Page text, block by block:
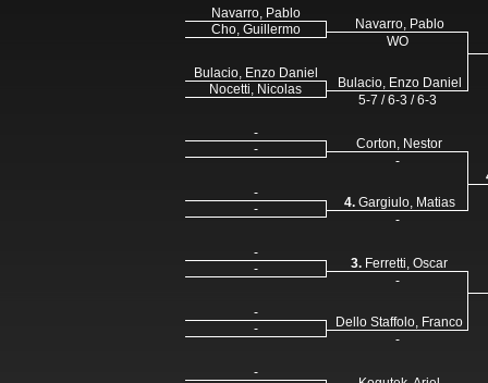
Navarro, Pablo
Cho, Guillermo
Bulacio, Enzo Daniel
Nocetti, Nicolas
-
-
-
-
-
-
-
-
-
Navarro, Pablo
WO
Bulacio, Enzo Daniel
5-7 / 6-3 / 6-3
Corton, Nestor
-
4.Gargiulo, Matias
-
3. Ferretti, Oscar
-
Dello Staffolo, Franco
-